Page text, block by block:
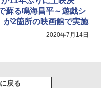
蘇る鳴海昌平～遊戯シ
が2箇所の映画館で実施
2020年7月14日
戻る